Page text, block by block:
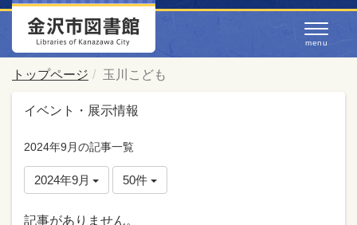
トップページ 玉川こども
イベント・展示情報
2024年9月の記事一覧
2024年9月 50件
記事がありません。